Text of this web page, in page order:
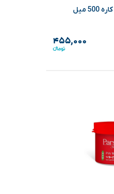
اسپری پاک کننده همه کاره 500 میل
۴۵۵,۰۰۰